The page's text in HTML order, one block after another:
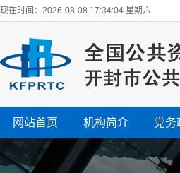
现在时间：2026-08-08 17:34:04 星期六
网站首页 机构简介 党务